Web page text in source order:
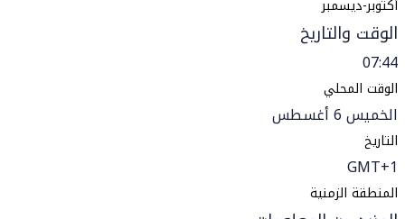
أكتوبر-ديسمبر
الوقت والتاريخ
07:44
الوقت المحلي
الخميس 6 أغسطس
التاريخ
GMT+1
المنطقة الزمنية